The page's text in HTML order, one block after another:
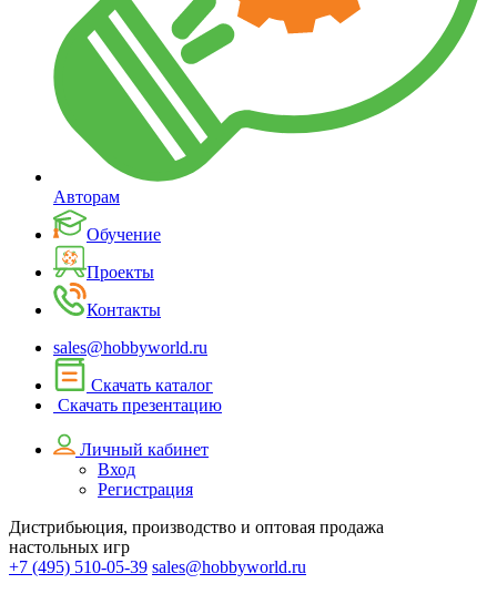
Авторам
Обучение
Проекты
Контакты
sales@hobbyworld.ru
Скачать каталог
Скачать презентацию
Личный кабинет
Вход
Регистрация
Дистрибьюция, производство и оптовая продажа
настольных игр
+7 (495) 510-05-39 sales@hobbyworld.ru